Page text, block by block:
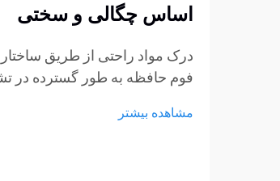
اساس چگالی و سختی
درک مواد راحتی از طریق
فوم حافظه به طور گسترده در
می‌شود، اما هنوز بسیاری از
مشاهده بیشتر